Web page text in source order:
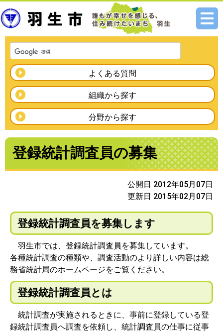
メニ
よくある質問
組織から探す
分野から探す
登録統計調査員の募集
公開日 2012年05月07日
更新日 2015年02月07日
登録統計調査員を募集します
羽生市では、登録統計調査員を募集しています。
各種統計調査の種類や、調査活動のより詳しい内容は総
務省統計局のホームページをご覧ください。
登録統計調査員とは
統計調査が実施されるときに、事前に登録している登
録統計調査員へ調査を依頼し、統計調査員の仕事に従事